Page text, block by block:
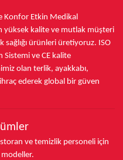
Konfor Etkin Medikal
yüksek kalite ve mutlak müşteri
ürünleri üretiyoruz. ISO
Sistemi ve CE kalite
olan terlik, ayakkabı,
ederekglobal bir güven
ve temizlik personeli için